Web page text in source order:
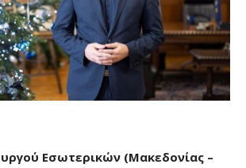
Εσωτερικών (Μακεδονίας –